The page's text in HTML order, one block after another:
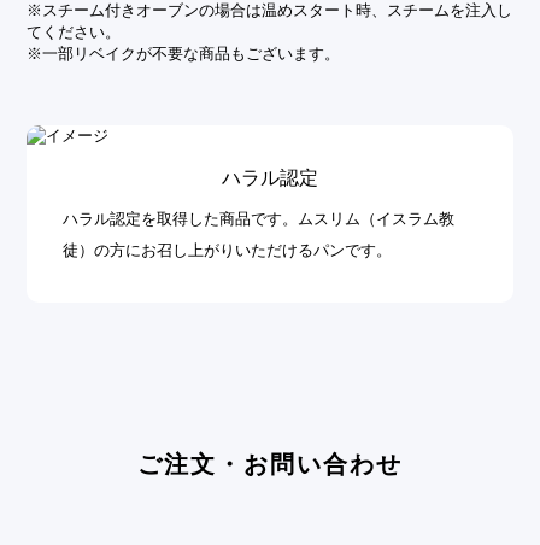
※スチーム付きオーブンの場合は温めスタート時、スチームを注入し
てください。
※一部リベイクが不要な商品もございます。
ハラル認定
ハラル認定を取得した商品です。ムスリム（イスラム教
徒）の方にお召し上がりいただけるパンです。
ご注文・お問い合わせ